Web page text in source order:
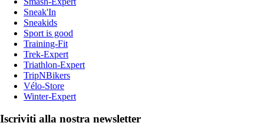
Sneak'In
Sneakids
Sport is good
Training-Fit
Trek-Expert
Triathlon-Expert
TripNBikers
Vélo-Store
Winter-Expert
Iscriviti alla nostra newsletter